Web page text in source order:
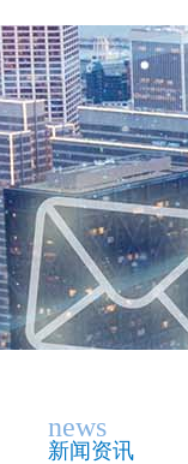
news
新闻资讯